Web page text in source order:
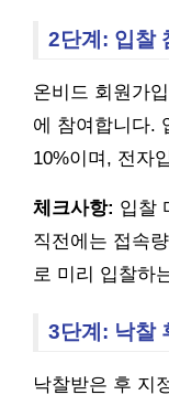
2단계: 입찰
온비드 회원가
에 참여합니다.
10%이며, 전자
체크사항: 입찰
직전에는 접속
로 미리 입찰하
3단계: 낙찰
낙찰받은 후 지